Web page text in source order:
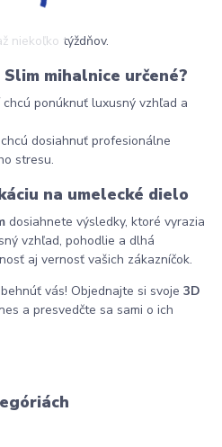
niekoľko týždňov.
mihalnice určené?
ponúknuť luxusný vzhľad a
dosiahnuť profesionálne
stresu.
na umelecké dielo
dosiahnete výsledky, ktoré vyrazia
vzhľad, pohodlie a dlhá
aj vernosť vašich zákazníčok.
vás! Objednajte si svoje 3D
a presvedčte sa sami o ich